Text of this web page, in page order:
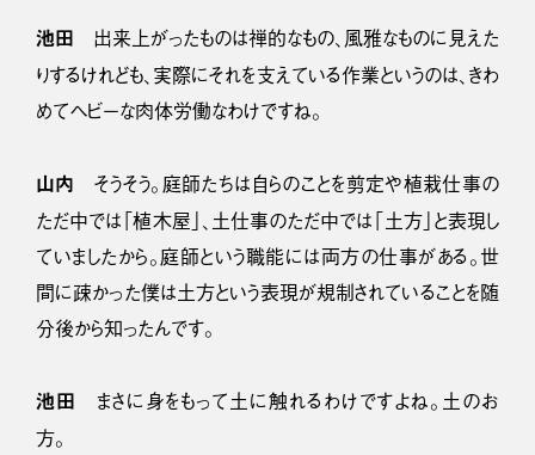
池田 出来上がったものは禅的なもの、風雅なものに見えた
りするけれども、実際にそれを支えている作業というのは、きわ
めてヘビーな肉体労働なわけですね。
山内 そうそう。庭師たちは自らのことを剪定や植栽仕事の
ただ中では「植木屋」、土仕事のただ中では「土方」と表現し
ていましたから。庭師という職能には両方の仕事がある。世
間に疎かった僕は土方という表現が規制されていることを随
分後から知ったんです。
池田 まさに身をもって土に触れるわけですよね。土のお
方。